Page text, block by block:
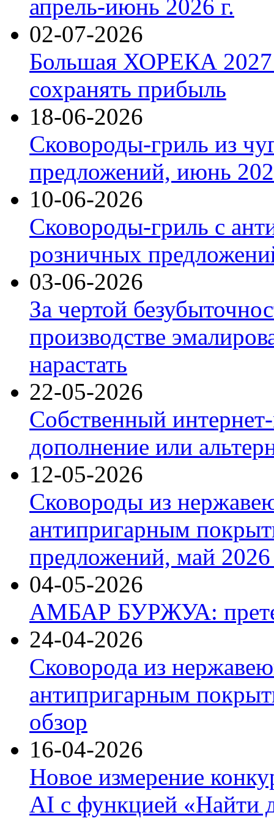
апрель-июнь 2026 г.
02-07-2026
Большая ХОРЕКА 2027:
сохранять прибыль
18-06-2026
Сковороды-гриль из
предложений, июнь
10-06-2026
Сковороды-гриль с
розничных
03-06-2026
За чертой
производстве
нарастать
22-05-2026
Собственный
дополнение или
12-05-2026
Сковороды из
антипригарным
предложений, май 2026
04-05-2026
АМБАР БУРЖУА:
24-04-2026
Сковорода из
антипригарным
обзор
16-04-2026
Новое измерение
AI с функцией «Найти